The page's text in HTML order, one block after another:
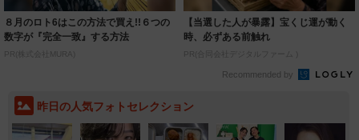
８月のロト6はこの方法で買え!!６つの
数字が『完全一致』する方法
PR(株式会社MURA)
【当選した人が暴露】宝くじ運が動く
時、必ずある前触れ
PR(合同会社デジタルファーム )
Recommended by
昨日の人気フォトセレクション